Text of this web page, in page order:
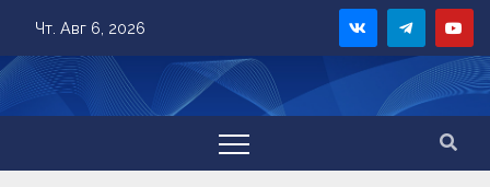
content
Чт. Авг 6, 2026